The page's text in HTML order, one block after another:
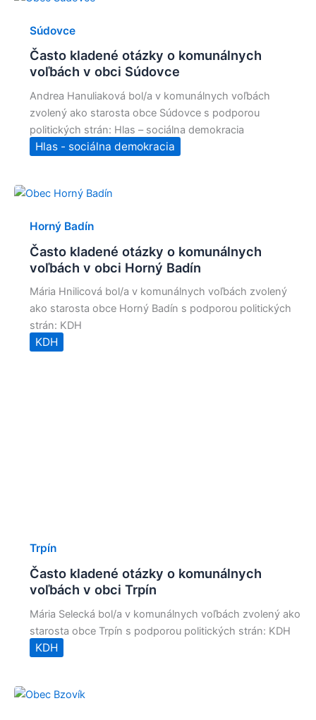
Súdovce
Často kladené otázky o komunálnych
voľbách v obci Súdovce
Andrea Hanuliaková bol/a v komunálnych voľbách
zvolený ako starosta obce Súdovce s podporou
politických strán: Hlas – sociálna demokracia
Hlas - sociálna demokracia
Horný Badín
Často kladené otázky o komunálnych
voľbách v obci Horný Badín
Mária Hnilicová bol/a v komunálnych voľbách zvolený
ako starosta obce Horný Badín s podporou politických
strán: KDH
KDH
Trpín
Často kladené otázky o komunálnych
voľbách v obci Trpín
Mária Selecká bol/a v komunálnych voľbách zvolený ako
starosta obce Trpín s podporou politických strán: KDH
KDH